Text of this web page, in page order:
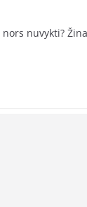
nuvykti?